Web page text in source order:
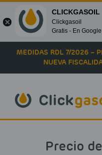
Skip to main content
MEDIDAS RDL 7/2026 –
NUEVA
Precio
CLICKGASOIL
Clickgasoil
Gratis - En